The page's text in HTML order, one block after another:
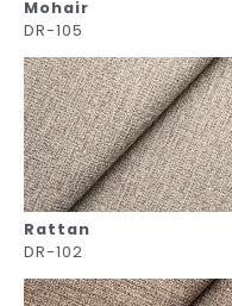
Mohair
DR-105
Rattan
DR-102